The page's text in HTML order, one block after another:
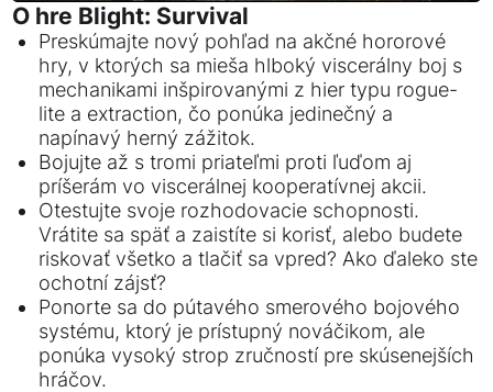
O hre Blight: Survival
Preskúmajte nový pohľad na akčné hororové
hry, v ktorých sa mieša hlboký viscerálny boj s
mechanikami inšpirovanými z hier typu rogue-
lite a extraction, čo ponúka jedinečný a
napínavý herný zážitok.
Bojujte až s tromi priateľmi proti ľuďom aj
príšerám vo viscerálnej kooperatívnej akcii.
Otestujte svoje rozhodovacie schopnosti.
Vrátite sa späť a zaistíte si korisť, alebo budete
riskovať všetko a tlačiť sa vpred? Ako ďaleko ste
ochotní zájsť?
Ponorte sa do pútavého smerového bojového
systému, ktorý je prístupný nováčikom, ale
ponúka vysoký strop zručností pre skúsenejších
hráčov.